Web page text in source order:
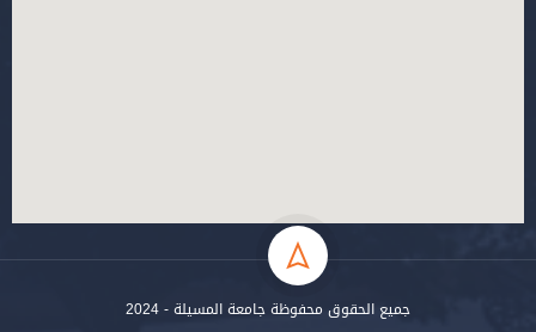
جميع الحقوق محفوظة جامعة المسيلة - 2024